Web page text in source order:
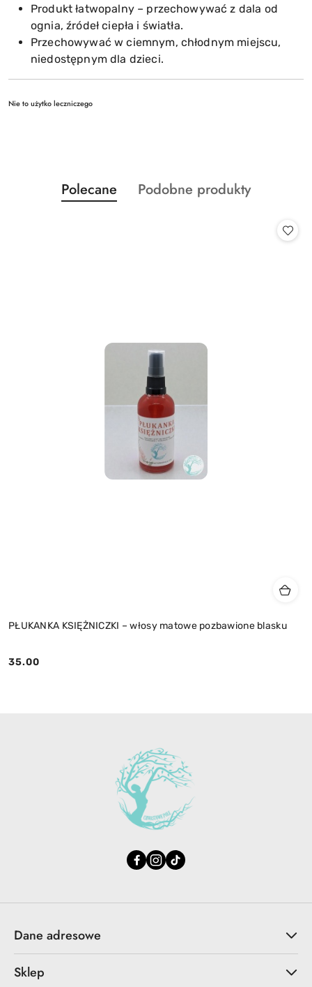
Produkt łatwopalny – przechowywać z dala od
ognia, źródeł ciepła i światła.
Przechowywać w ciemnym, chłodnym miejscu,
niedostępnym dla dzieci.
Nie to użytko leczniczego
Pomiń karuzelę produktów
Produkty
o
Polecane
Produkty
Podobne produkty
PŁUKANKA KSIĘŻNICZKI – włosy matowe pozbawione blasku
Cena:
35.00
Dane adresowe
Sklep